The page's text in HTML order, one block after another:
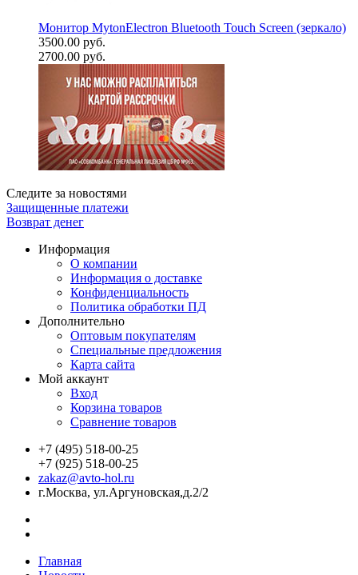
Монитор MytonElectron Bluetooth Touch Screen (зеркало)
3500.00 руб.
2700.00 руб.
Следите за новостями
Защищенные платежи
Возврат денег
Информация
О компании
Информация о доставке
Конфиденциальность
Политика обработки ПД
Дополнительно
Оптовым покупателям
Специальные предложения
Карта сайта
Мой аккаунт
Вход
Корзина товаров
Сравнение товаров
+7 (495) 518-00-25
+7 (925) 518-00-25
zakaz@avto-hol.ru
г.Москва, ул.Аргуновская,д.2/2
Главная